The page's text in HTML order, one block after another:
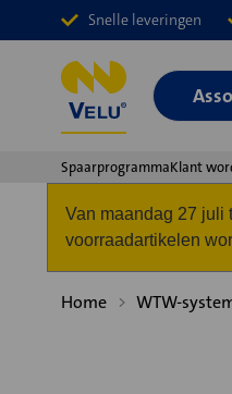
Snelle leveringen
SpaarprogrammaKlant
Van maandag 27 juli
voorraadartikelen
Home WTW-